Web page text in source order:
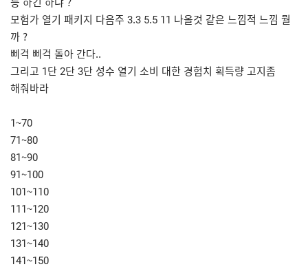
모험가 열기 패키지 다음주 3.3 5.5 11 나올것 같은 느낌적 느낌 뭘
까 ?
삐걱 삐걱 돌아 간다..
그리고 1단 2단 3단 성수 열기 소비 대한 경험치 획득량 고지좀
해줘바라
1~70
71~80
81~90
91~100
101~110
111~120
121~130
131~140
141~150